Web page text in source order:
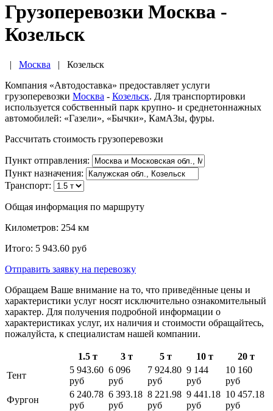
Грузоперевозки Москва -
Козельск
| Москва | Козельск
Компания «Автодоставка» предоставляет услуги
грузоперевозки Москва - Козельск. Для транспортировки
используется собственный парк крупно- и среднетоннажных
автомобилей: «Газели», «Бычки», КамАЗы, фуры.
Рассчитать стоимость грузоперевозки
Пункт отправления:
Пункт назначения:
Транспорт:
Общая информация по маршруту
Километров: 254 км
Итого: 5 943.60 руб
Отправить заявку на перевозку
Обращаем Ваше внимание на то, что приведённые цены и
характеристики услуг носят исключительно ознакомительный
характер. Для получения подробной информации о
характеристиках услуг, их наличия и стоимости обращайтесь,
пожалуйста, к специалистам нашей компании.
1.5 т 3 т 5 т 10 т
20 т
Тент
5 943.60
руб
6 096
руб
7 924.80
руб
9 144
руб
10 160
руб
Фургон
6 240.78
руб
6 393.18
руб
8 221.98
руб
9 441.18
руб
10 457.18
руб